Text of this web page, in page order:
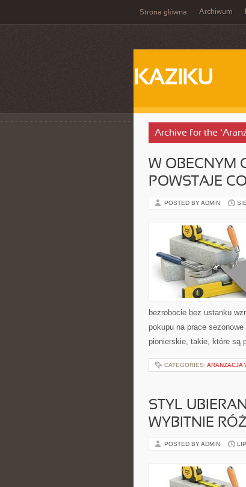
Strona główna Archiwum
KAZIKU
Archive for the
W OBECNYM
POWSTAJE
POSTED BY ADMIN
bezrobocie bez ustanku
pokupu na prace
pionierskie, takie, które są
CATEGORIES: ARANŻACJA
STYL
WYBITNIE
POSTED BY ADMIN